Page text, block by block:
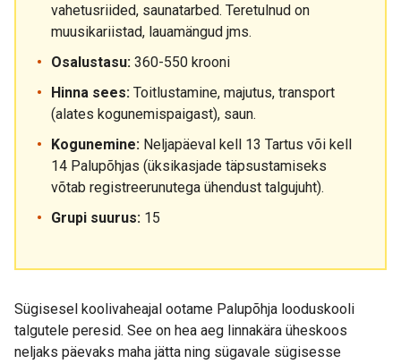
vahetusriided, saunatarbed. Teretulnud on
muusikariistad, lauamängud jms.
Osalustasu: 360-550 krooni
Hinna sees: Toitlustamine, majutus, transport
(alates kogunemispaigast), saun.
Kogunemine: Neljapäeval kell 13 Tartus või kell
14 Palupõhjas (üksikasjade täpsustamiseks
võtab registreerunutega ühendust talgujuht).
Grupi suurus: 15
Sügisesel koolivaheajal ootame Palupõhja looduskooli
talgutele peresid. See on hea aeg linnakära üheskoos
neljaks päevaks maha jätta ning sügavale sügisesse